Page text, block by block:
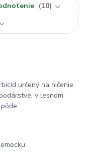
10
určený na ničenie
v lesnom